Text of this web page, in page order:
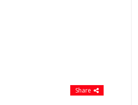
Share